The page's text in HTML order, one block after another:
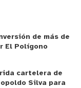
los medios de
para su
la detención y
por el delito de
de más de
El Polígono
cartelera de
Silva para